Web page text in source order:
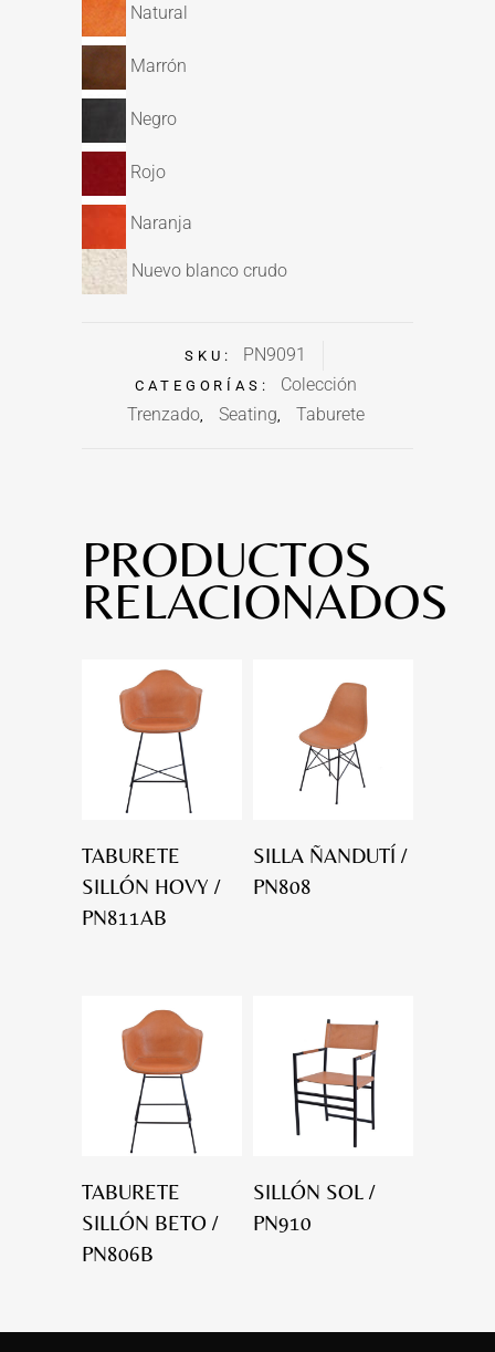
Natural
Marrón
Negro
Rojo
Naranja
Nuevo blanco crudo
SKU: PN9091
CATEGORÍAS:
Colección
Trenzado
Seating Taburete
PRODUCTOS
RELACIONADOS
TABURETE
SILLÓN HOVY /
PN811AB
SILLA ÑANDUTÍ /
PN808
TABURETE
SILLÓN BETO /
PN806B
SILLÓN SOL /
PN910